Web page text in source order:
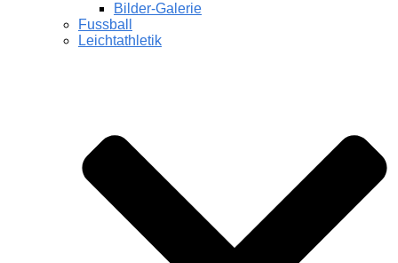
Bilder-Galerie
Fussball
Leichtathletik